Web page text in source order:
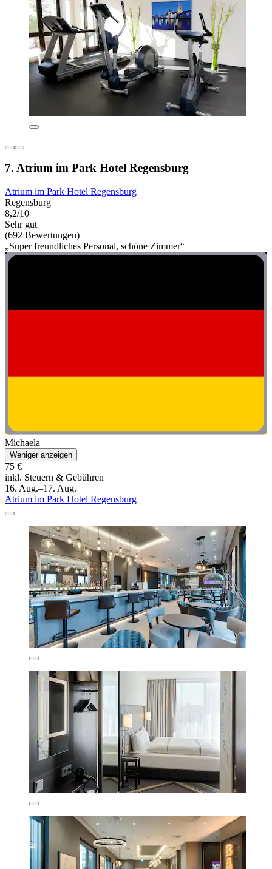
7. Atrium im Park Hotel Regensburg
Atrium im Park Hotel Regensburg
Regensburg
8,2/10
Sehr gut
(692 Bewertungen)
„Super freundliches Personal, schöne Zimmer“
Michaela
Weniger anzeigen
75 €
inkl. Steuern & Gebühren
16. Aug.–17. Aug.
Atrium im Park Hotel Regensburg